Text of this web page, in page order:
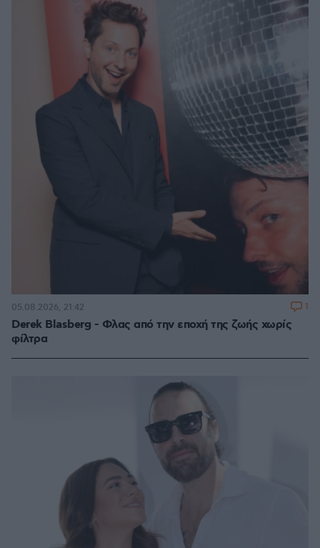
Derek Blasberg - Φλας από την εποχή της ζωής χωρίς
φίλτρα
05.08.2026, 21:42 1